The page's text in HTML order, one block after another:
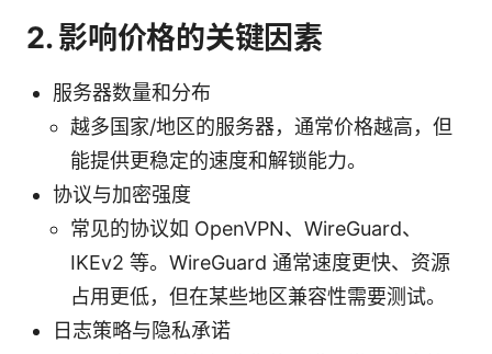
2. 影响价格的关键因素
服务器数量和分布
越多国家/地区的服务器，通常价格越高，但
能提供更稳定的速度和解锁能力。
协议与加密强度
常见的协议如 OpenVPN、WireGuard、
IKEv2 等。WireGuard 通常速度更快、资源
占用更低，但在某些地区兼容性需要测试。
日志策略与隐私承诺